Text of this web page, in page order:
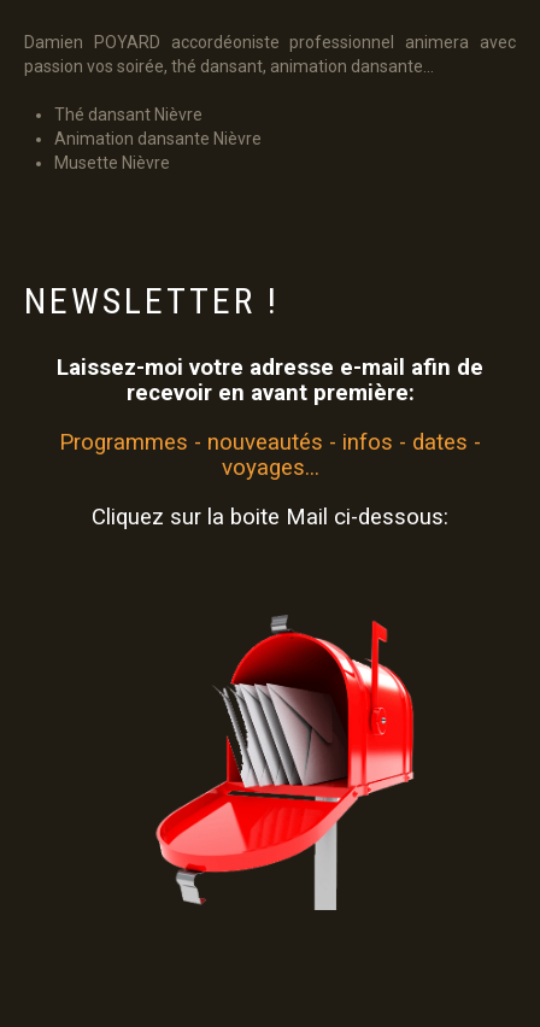
Damien POYARD accordéoniste professionnel animera avec
passion vos soirée, thé dansant, animation dansante...
Thé dansant Nièvre
Animation dansante Nièvre
Musette Nièvre
NEWSLETTER !
Laissez-moi votre adresse e-mail afin de
recevoir en avant première:
Programmes - nouveautés - infos - dates -
voyages...
Cliquez sur la boite Mail ci-dessous: